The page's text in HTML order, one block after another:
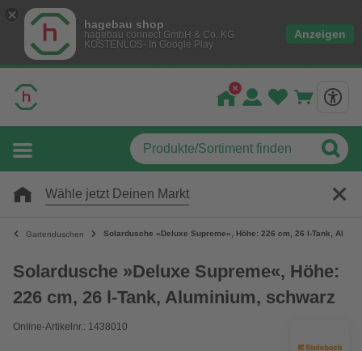
hagebau shop
hagebau connect GmbH & Co. KG
KOSTENLOS- In Google Play
Anzeigen
Wähle jetzt Deinen Markt
Gartenduschen Solardusche »Deluxe Supreme«, Höhe: 226 cm, 26 l-Tank,
Solardusche »Deluxe Supreme«, Höhe:
226 cm, 26 l-Tank, Aluminium, schwarz
Online-Artikelnr.: 1438010